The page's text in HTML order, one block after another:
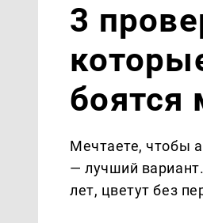
3
боятся
Мечтаете, чтобы
— лучший
лет, цветут без